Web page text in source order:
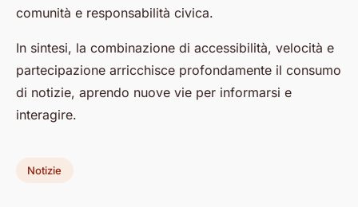
comunità e responsabilità civica.
In sintesi, la combinazione di accessibilità, velocità e
partecipazione arricchisce profondamente il consumo
di notizie, aprendo nuove vie per informarsi e
interagire.
Notizie